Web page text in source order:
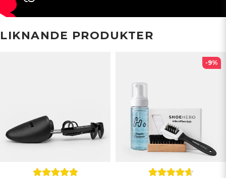
LIKNANDE PRODUKTER
-9%